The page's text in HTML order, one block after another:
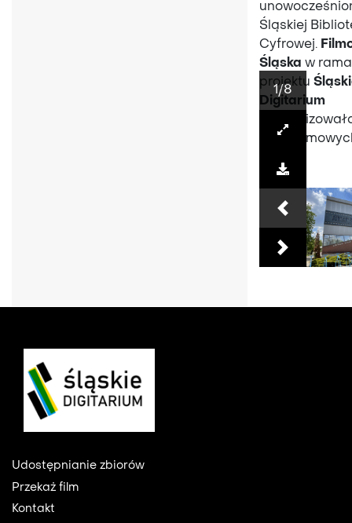
Śląskiej
Cyfrowej.
Śląska w
projektu
Digitarium
taśm
Previous
Next
1/8
Footer
Udostępnianie zbiorów
Przekaż film
Kontakt